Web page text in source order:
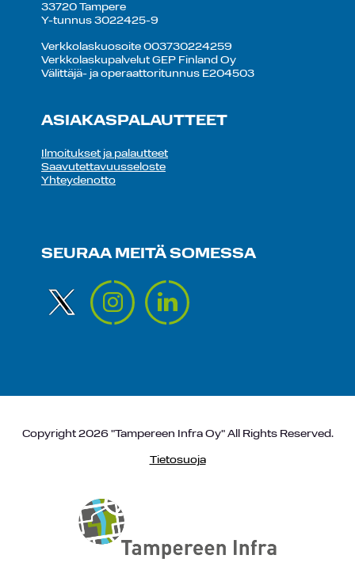
33720 Tampere
Y-tunnus 3022425-9
Verkkolaskuosoite 003730224259
Verkkolaskupalvelut GEP Finland Oy
Välittäjä- ja operaattoritunnus E204503
ASIAKASPALAUTTEET
Ilmoitukset ja palautteet
Saavutettavuusseloste
Yhteydenotto
SEURAA MEITÄ SOMESSA
Copyright 2026 "Tampereen Infra Oy" All Rights Reserved.
Tietosuoja